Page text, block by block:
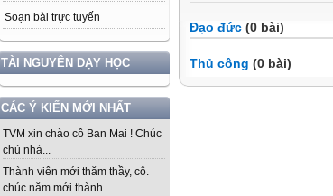
Soạn bài trực tuyến
TÀI NGUYÊN DẠY HỌC
CÁC Ý KIẾN MỚI NHẤT
TVM xin chào cô Ban Mai ! Chúc
chủ nhà...
Thành viên mới thăm thầy, cô.
chúc năm mới thành...
Đạo đức (0 bài)
Thủ công (0 bài)